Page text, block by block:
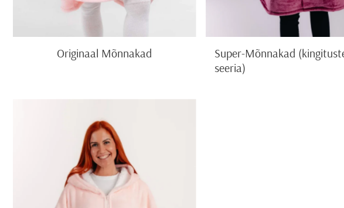
Originaal Mõnnakad
Super-Mõnnakad
seeria)